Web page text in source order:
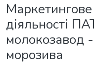
діяльності
молокозавод
морозива